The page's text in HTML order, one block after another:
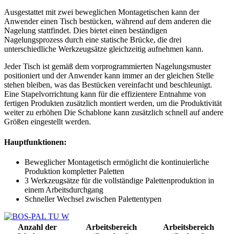
Ausgestattet mit zwei beweglichen Montagetischen kann der
Anwender einen Tisch bestücken, während auf dem anderen die
Nagelung stattfindet. Dies bietet einen beständigen
Nagelungsprozess durch eine statische Brücke, die drei
unterschiedliche Werkzeugsätze gleichzeitig aufnehmen kann.
Jeder Tisch ist gemäß dem vorprogrammierten Nagelungsmuster
positioniert und der Anwender kann immer an der gleichen Stelle
stehen bleiben, was das Bestücken vereinfacht und beschleunigt.
Eine Stapelvorrichtung kann für die effizientere Entnahme von
fertigen Produkten zusätzlich montiert werden, um die Produktivität
weiter zu erhöhen Die Schablone kann zusätzlich schnell auf andere
Größen eingestellt werden.
Hauptfunktionen:
Beweglicher Montagetisch ermöglicht die kontinuierliche
Produktion kompletter Paletten
3 Werkzeugsätze für die vollständige Palettenproduktion in
einem Arbeitsdurchgang
Schneller Wechsel zwischen Palettentypen
Anzahl der
Arbeitsbereich
Arbeitsbereich